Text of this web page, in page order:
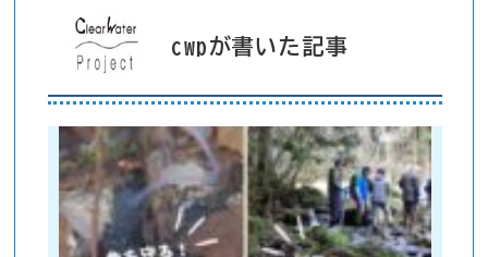
cwpが書いた記事